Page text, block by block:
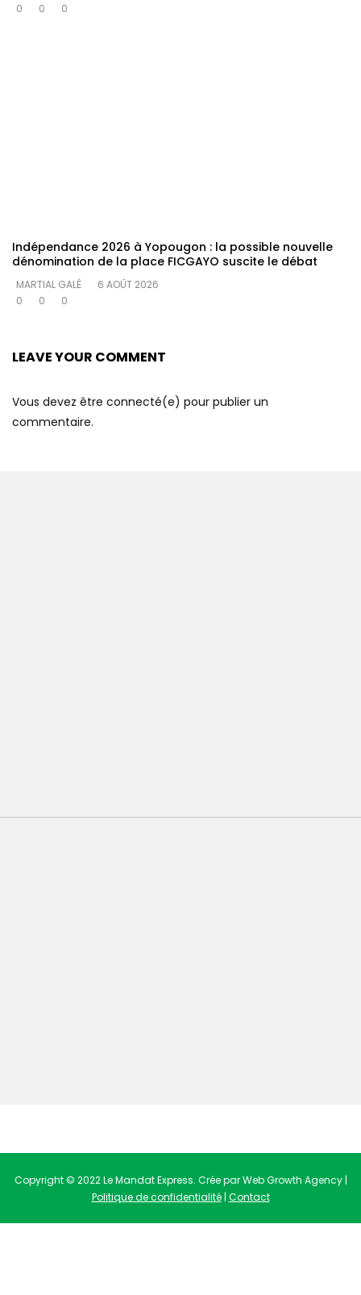
0
0 0
Indépendance 2026 à Yopougon : la possible nouvelle
dénomination de la place FICGAYO suscite le débat
MARTIAL GALÉ
6 AOÛT 2026
0
0 0
LEAVE YOUR COMMENT
Vous devez être connecté(e) pour publier un
commentaire.
Copyright © 2022 Le Mandat Express. Crée par Web Growth Agency |
Politique de confidentialité| Contact